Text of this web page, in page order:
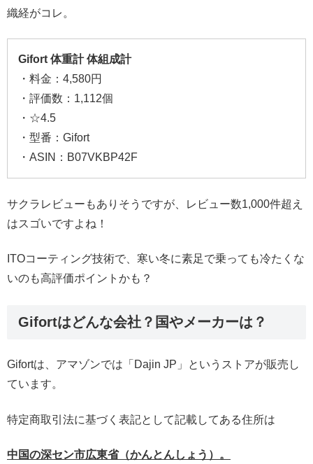
織経がコレ。
Gifort 体重計 体組成計
・料金：4,580円
・評価数：1,112個
・☆4.5
・型番：Gifort
・ASIN：B07VKBP42F
サクラレビューもありそうですが、レビュー数1,000件超え
はスゴいですよね！
ITOコーティング技術で、寒い冬に素足で乗っても冷たくな
いのも高評価ポイントかも？
Gifortはどんな会社？国やメーカーは？
Gifortは、アマゾンでは「Dajin JP」というストアが販売し
ています。
特定商取引法に基づく表記として記載してある住所は
中国の深セン市広東省（かんとんしょう）。